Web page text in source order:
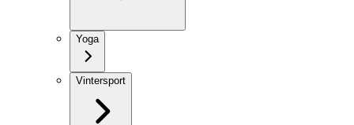
Yoga
Vintersport